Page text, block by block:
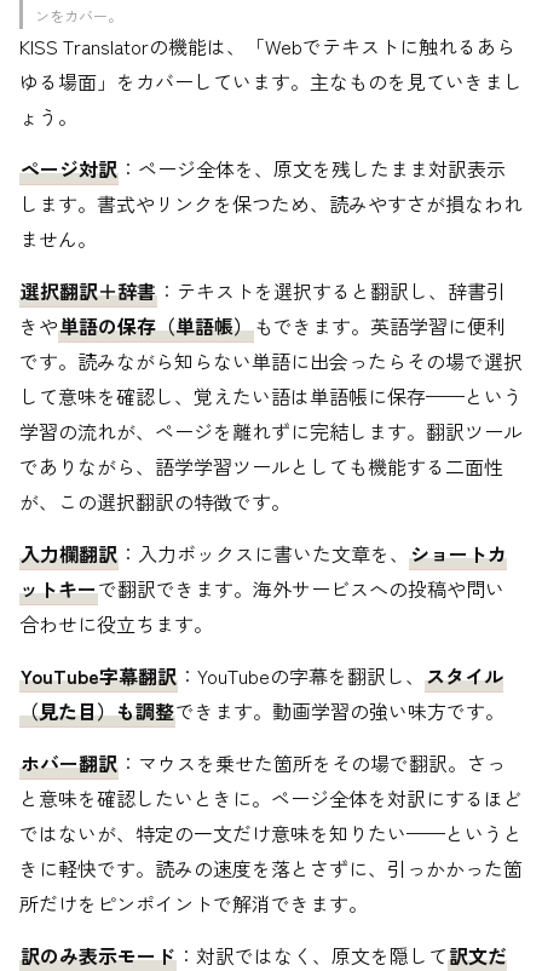
ンをカバー。
KISS Translatorの機能は、「Webでテキストに触れるあら
ゆる場面」をカバーしています。主なものを見ていきまし
ょう。
ページ対訳 ：ページ全体を、原文を残したまま対訳表示
します。書式やリンクを保つため、読みやすさが損なわれ
ません。
選択翻訳＋辞書 ：テキストを選択すると翻訳し、辞書引
きや単語の保存（単語帳）もできます。英語学習に便利
です。読みながら知らない単語に出会ったらその場で選択
して意味を確認し、覚えたい語は単語帳に保存——という
学習の流れが、ページを離れずに完結します。翻訳ツール
でありながら、語学学習ツールとしても機能する二面性
が、この選択翻訳の特徴です。
入力欄翻訳 ：入力ボックスに書いた文章を、 ショートカ
ットキーで翻訳できます。海外サービスへの投稿や問い
合わせに役立ちます。
YouTube字幕翻訳 ：YouTubeの字幕を翻訳し、 スタイル
（見た目）も調整できます。動画学習の強い味方です。
ホバー翻訳 ：マウスを乗せた箇所をその場で翻訳。さっ
と意味を確認したいときに。ページ全体を対訳にするほど
ではないが、特定の一文だけ意味を知りたい——というと
きに軽快です。読みの速度を落とさずに、引っかかった箇
所だけをピンポイントで解消できます。
訳のみ表示モード ：対訳ではなく、原文を隠して訳文だ